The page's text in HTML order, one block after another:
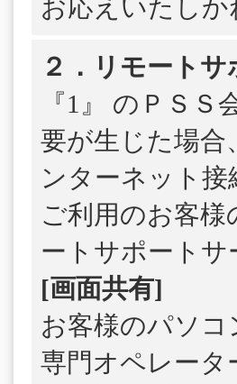
お応えいたしか
２．リモート
『1』 のＰＳ
要が生じた場合
ンターネット接
ご利用のお客
ートサポート
[画面共有]
お客様のパソ
専門オペレータ